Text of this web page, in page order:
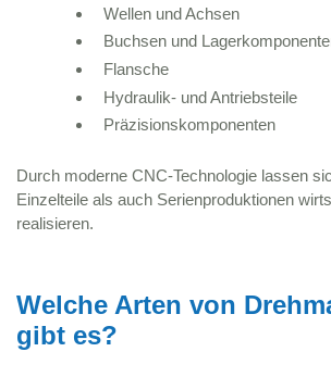
Wellen und Achsen
Buchsen und
Flansche
Hydraulik- und Antriebsteile
Präzisionskomponenten
Durch moderne CNC-Technologie lassen
Einzelteile als auch Serienproduktionen
realisieren.
Welche Arten von
gibt es?